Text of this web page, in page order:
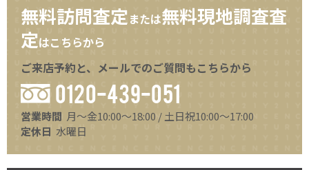
無料訪問査定または無料現地調査査
定はこちらから
ご来店予約と、メールでのご質問もこちらから
0120-439-051
営業時間 月～金10:00～18:00 / 土日祝10:00～17:00
定休日 水曜日